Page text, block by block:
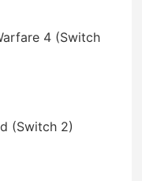
4 (Switch
(Switch 2)